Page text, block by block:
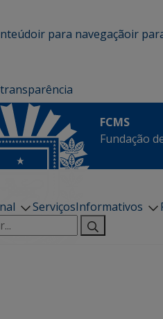
ir para navegaçãoir
transparência
FCMS
Fundação
ServiçosInformativos